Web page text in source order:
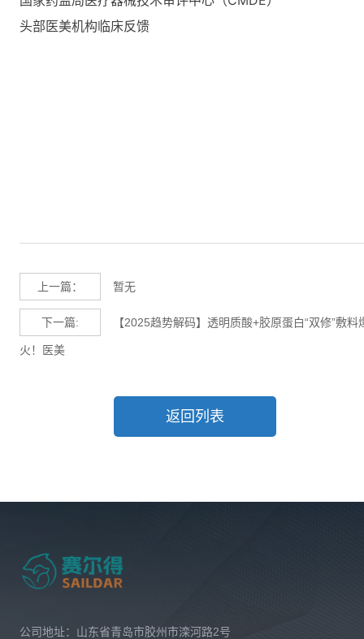
头部医美机构临床反馈
上一篇： 暂无
下一篇: 【2025趋势解码】透明质酸+胶原蛋白“双修”敷料
火！医美
返回列表
公司地址：山东省青岛市胶州市滦河路2号